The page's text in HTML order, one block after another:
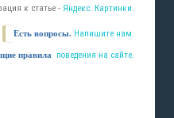
к статье - Яндекс. Картинки.
Есть вопросы. Напишите нам.
правила поведения на сайте.